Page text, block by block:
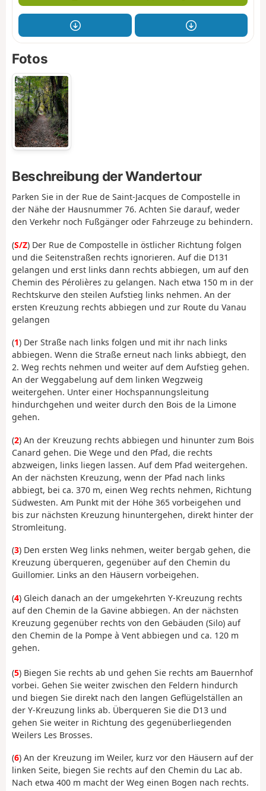
Fotos
Beschreibung der Wandertour
Parken Sie in der Rue de Saint-Jacques de Compostelle in
der Nähe der Hausnummer 76. Achten Sie darauf, weder
den Verkehr noch Fußgänger oder Fahrzeuge zu behindern.
(S/Z) Der Rue de Compostelle in östlicher Richtung folgen
und die Seitenstraßen rechts ignorieren. Auf die D131
gelangen und erst links dann rechts abbiegen, um auf den
Chemin des Pérolières zu gelangen. Nach etwa 150 m in der
Rechtskurve den steilen Aufstieg links nehmen. An der
ersten Kreuzung rechts abbiegen und zur Route du Vanau
gelangen
(1) Der Straße nach links folgen und mit ihr nach links
abbiegen. Wenn die Straße erneut nach links abbiegt, den
2. Weg rechts nehmen und weiter auf dem Aufstieg gehen.
An der Weggabelung auf dem linken Wegzweig
weitergehen. Unter einer Hochspannungsleitung
hindurchgehen und weiter durch den Bois de la Limone
gehen.
(2) An der Kreuzung rechts abbiegen und hinunter zum Bois
Canard gehen. Die Wege und den Pfad, die rechts
abzweigen, links liegen lassen. Auf dem Pfad weitergehen.
An der nächsten Kreuzung, wenn der Pfad nach links
abbiegt, bei ca. 370 m, einen Weg rechts nehmen, Richtung
Südwesten. Am Punkt mit der Höhe 365 vorbeigehen und
bis zur nächsten Kreuzung hinuntergehen, direkt hinter der
Stromleitung.
(3) Den ersten Weg links nehmen, weiter bergab gehen, die
Kreuzung überqueren, gegenüber auf den Chemin du
Guillomier. Links an den Häusern vorbeigehen.
(4) Gleich danach an der umgekehrten Y-Kreuzung rechts
auf den Chemin de la Gavine abbiegen. An der nächsten
Kreuzung gegenüber rechts von den Gebäuden (Silo) auf
den Chemin de la Pompe à Vent abbiegen und ca. 120 m
gehen.
(5) Biegen Sie rechts ab und gehen Sie rechts am Bauernhof
vorbei. Gehen Sie weiter zwischen den Feldern hindurch
und biegen Sie direkt nach den langen Geflügelställen an
der Y-Kreuzung links ab. Überqueren Sie die D13 und
gehen Sie weiter in Richtung des gegenüberliegenden
Weilers Les Brosses.
(6) An der Kreuzung im Weiler, kurz vor den Häusern auf der
linken Seite, biegen Sie rechts auf den Chemin du Lac ab.
Nach etwa 400 m macht der Weg einen Bogen nach rechts.